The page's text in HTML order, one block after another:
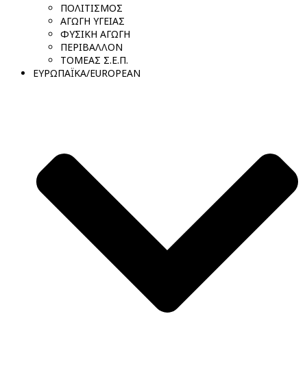
ΠΟΛΙΤΙΣΜΟΣ
ΑΓΩΓΗ ΥΓΕΙΑΣ
ΦΥΣΙΚΗ ΑΓΩΓΗ
ΠΕΡΙΒΑΛΛΟΝ
ΤΟΜΕΑΣ Σ.Ε.Π.
ΕΥΡΩΠΑΪΚΑ/EUROPEAN